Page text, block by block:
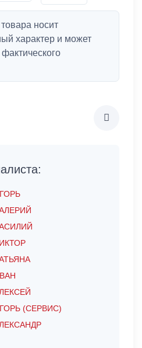
носит
характер и может
(СЕРВИС)